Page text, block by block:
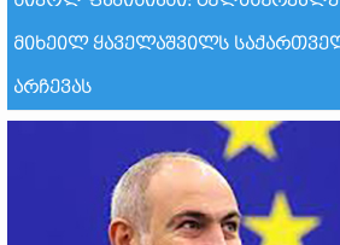
ᲛᲘᲮᲔᲘᲚ ᲧᲐᲕᲔᲚᲐᲨᲕᲘᲚᲡ
ᲐᲠᲩᲔᲕᲐᲡ